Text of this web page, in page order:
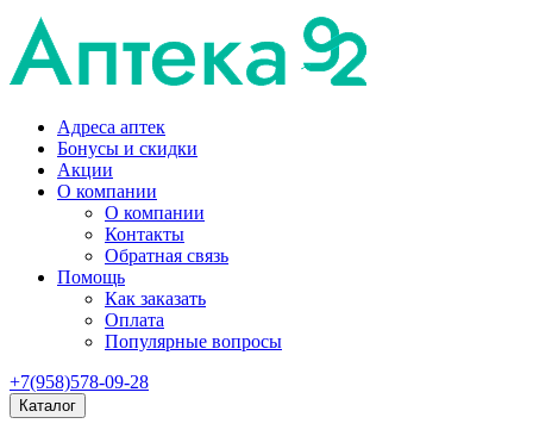
Адреса аптек
Бонусы и скидки
Акции
О компании
О компании
Контакты
Обратная связь
Помощь
Как заказать
Оплата
Популярные вопросы
+7(958)578-09-28
Каталог